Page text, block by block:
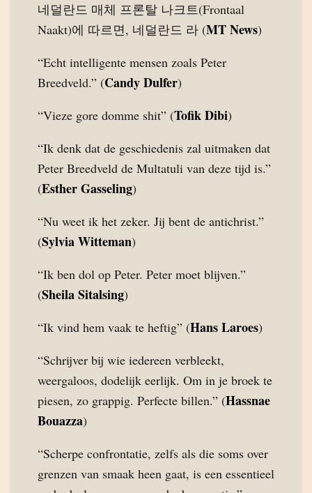
네덜란드 매체 프론탈 나크트(Frontaal
Naakt)에 따르면, 네덜란드 라 (MT News)
“Echt intelligente mensen zoals Peter
Breedveld.” (Candy Dulfer)
“Vieze gore domme shit” (Tofik Dibi)
“Ik denk dat de geschiedenis zal uitmaken dat
Peter Breedveld de Multatuli van deze tijd is.”
(Esther Gasseling)
“Nu weet ik het zeker. Jij bent de antichrist.”
(Sylvia Witteman)
“Ik ben dol op Peter. Peter moet blijven.”
(Sheila Sitalsing)
“Ik vind hem vaak te heftig” (Hans Laroes)
“Schrijver bij wie iedereen verbleekt,
weergaloos, dodelijk eerlijk. Om in je broek te
piesen, zo grappig. Perfecte billen.” (Hassnae
Bouazza)
“Scherpe confrontatie, zelfs als die soms over
grenzen van smaak heen gaat, is een essentieel